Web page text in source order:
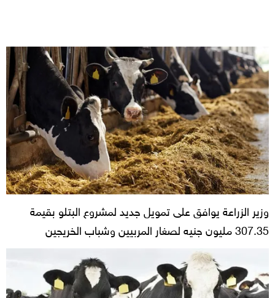
وزير الزراعة يوافق على تمويل جديد لمشروع البتلو بقيمة
307.35 مليون جنيه لصغار المربيين وشباب الخريجين